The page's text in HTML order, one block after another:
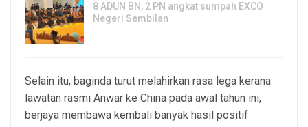
8 ADUN BN, 2 PN angkat sumpah EXCO
Negeri Sembilan
Selain itu, baginda turut melahirkan rasa lega kerana
lawatan rasmi Anwar ke China pada awal tahun ini,
berjaya membawa kembali banyak hasil positif